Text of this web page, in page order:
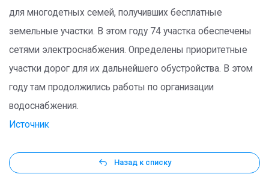
для многодетных семей, получивших бесплатные
земельные участки. В этом году 74 участка обеспечены
сетями электроснабжения. Определены приоритетные
участки дорог для их дальнейшего обустройства. В этом
году там продолжились работы по организации
водоснабжения.
Источник
Назад к списку